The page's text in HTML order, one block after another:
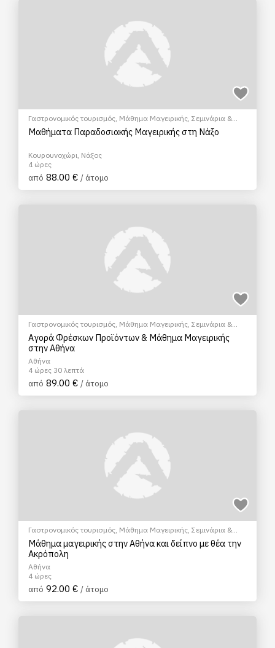
Γαστρονομικός τουρισμός, Μάθημα Μαγειρικής, Σεμινάρια &
Μαθήματα
Μαθήματα Παραδοσιακής Μαγειρικής στη Νάξο
Κουρουνοχώρι, Νάξος
4 ώρες
από 88.00 € / άτομο
Γαστρονομικός τουρισμός, Μάθημα Μαγειρικής, Σεμινάρια &
Μαθήματα
Αγορά Φρέσκων Προϊόντων & Μάθημα Μαγειρικής
στην Αθήνα
Αθήνα
4 ώρες 30 λεπτά
από 89.00 € / άτομο
Γαστρονομικός τουρισμός, Μάθημα Μαγειρικής, Σεμινάρια &
Μαθήματα
Μάθημα μαγειρικής στην Αθήνα και δείπνο με θέα την
Ακρόπολη
Αθήνα
4 ώρες
από 92.00 € / άτομο